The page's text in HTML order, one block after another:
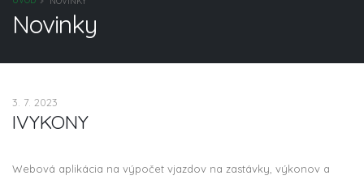
Novinky
3. 7. 2023
IVYKONY
Webová aplikácia na výpočet vjazdov na zastávky, výkonov a